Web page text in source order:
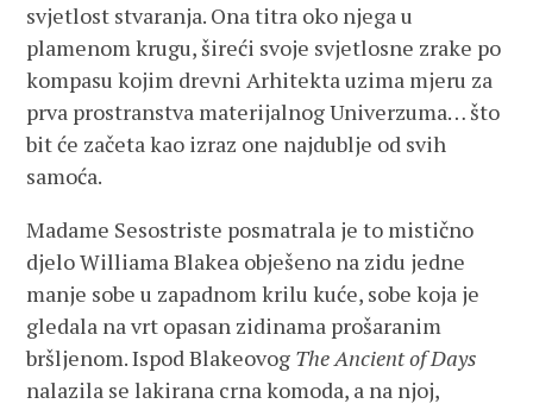
svjetlost stvaranja. Ona titra oko njega u
plamenom krugu, šireći svoje svjetlosne zrake po
kompasu kojim drevni Arhitekta uzima mjeru za
prva prostranstva materijalnog Univerzuma… što
bit će začeta kao izraz one najdublje od svih
samoća.
Madame Sesostriste posmatrala je to mistično
djelo Williama Blakea obješeno na zidu jedne
manje sobe u zapadnom krilu kuće, sobe koja je
gledala na vrt opasan zidinama prošaranim
bršljenom. Ispod Blakeovog The Ancient of Days
nalazila se lakirana crna komoda, a na njoj,